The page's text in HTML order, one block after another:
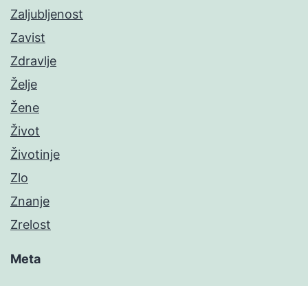
Zaljubljenost
Zavist
Zdravlje
Želje
Žene
Život
Životinje
Zlo
Znanje
Zrelost
Meta